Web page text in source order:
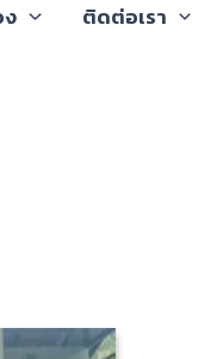
ติดต่อเรา